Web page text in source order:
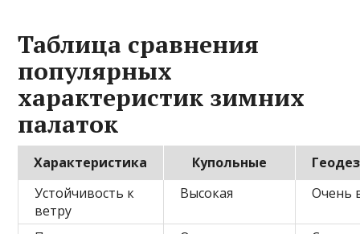
Таблица сравнения
популярных
характеристик зимних
палаток
Характеристика Купольные
Устойчивость к
ветру
Высокая Очень